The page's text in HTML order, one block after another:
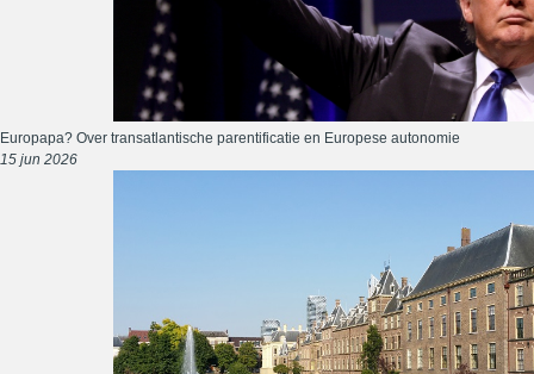
Europapa? Over transatlantische parentificatie en Europese autonomie
15 jun 2026